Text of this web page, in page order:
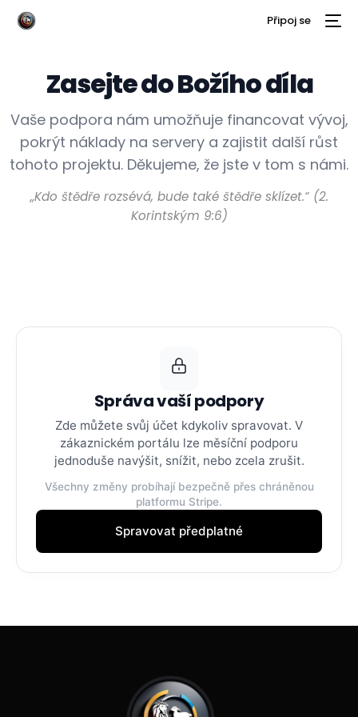
Připoj se
Zasejte do Božího díla
Vaše podpora nám umožňuje financovat vývoj,
pokrýt náklady na servery a zajistit další růst
tohoto projektu. Děkujeme, že jste v tom s námi.
„Kdo štědře rozsévá, bude také štědře sklízet.“ (2.
Korintským 9:6)
Správa vaší podpory
Zde můžete svůj účet kdykoliv spravovat. V
zákaznickém portálu lze měsíční podporu
jednoduše navýšit, snížit, nebo zcela zrušit.
Všechny změny probíhají bezpečně přes chráněnou
platformu Stripe.
Spravovat předplatné